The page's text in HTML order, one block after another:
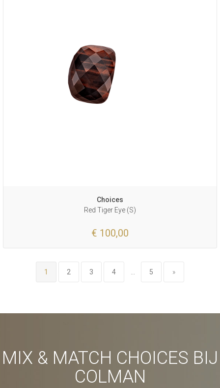
Choices
Red Tiger Eye (S)
€ 100,00
1 2 3 4 5 »
MIX & MATCH CHOICES BIJ
COLMAN